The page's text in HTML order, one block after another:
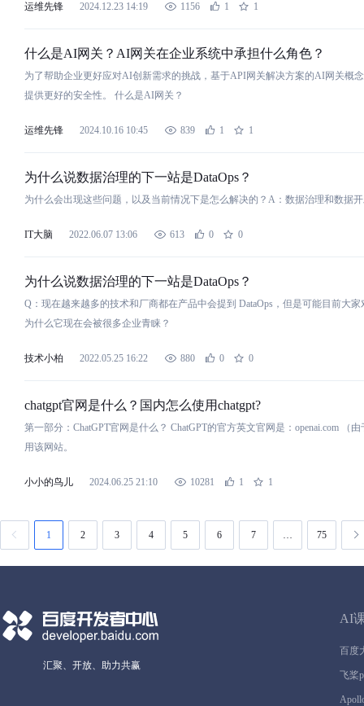
运维先锋 2024.12.23 14:19 1156 1 1
什么是AI网 关？AI网 关在企业系统中承担什么角色？
为了帮助企业更好应对AI创新需求的挑战，基于API网 关解决方案的AI网 关概
提供更好的安全性。 什么是AI网 关？
运维先锋 2024.10.16 10:45 839 1 1
为什么说数据治理的下一站是DataOps？
为什么会出现这些问题，以及当前情况下是怎么解决的？A：数据治理和数据
IT大脑 2022.06.07 13:06 613 0 0
为什么说数据治理的下一站是DataOps？
Q：现在越来越多的技术和厂商都在产品中会提到 DataOps，但是可能目前大家
为什么它现在会被很多企业青睐？
技术小柏 2022.05.25 16:22 880 0 0
chatgpt官网 是什么 ？国内怎么使用chatgpt?
第一部分：ChatGPT官 网 是什么 ？ ChatGPT的官方英文官 网 是 ：openai.com （
用该网站。
小小的鸟儿 2024.06.25 21:10 10281 1 1
1 2 3 4 5 6 7 … 75
汇聚、开放、助力共赢
AI
百度
飞桨